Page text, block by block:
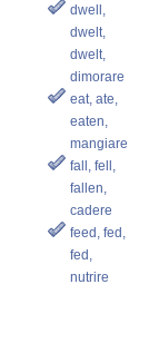
dwell,
dwelt,
dwelt,
dimorare
eat, ate,
eaten,
mangiare
fall, fell,
fallen,
cadere
feed, fed,
fed,
nutrire